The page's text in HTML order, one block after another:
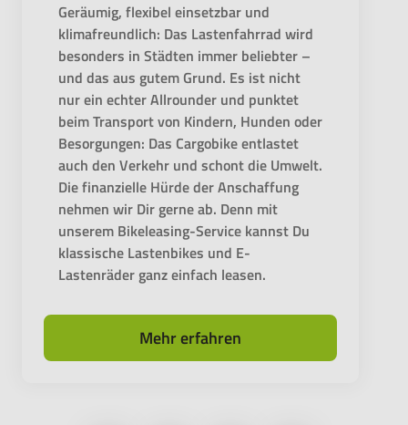
Geräumig, flexibel einsetzbar und
klimafreundlich: Das Lastenfahrrad wird
besonders in Städten immer beliebter –
und das aus gutem Grund. Es ist nicht
nur ein echter Allrounder und punktet
beim Transport von Kindern, Hunden oder
Besorgungen: Das Cargobike entlastet
auch den Verkehr und schont die Umwelt.
Die finanzielle Hürde der Anschaffung
nehmen wir Dir gerne ab. Denn mit
unserem Bikeleasing-Service kannst Du
klassische Lastenbikes und E-
Lastenräder ganz einfach leasen.
Mehr erfahren